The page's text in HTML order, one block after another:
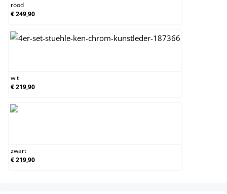
rood
€ 249,90
wit
€ 219,90
zwart
€ 219,90